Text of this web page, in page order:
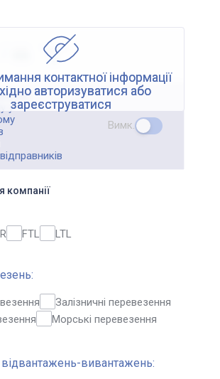
контактної інформації
авторизуватися або
зареєструватися
у
Вимк.
компанії
FTL LTL
Залізничні перевезення
Морські перевезення
відвантажень-вивантажень: